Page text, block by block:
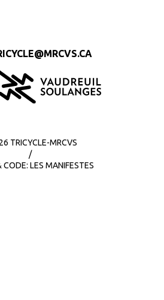
TRICYCLE-MRCVS
/
CODE: LES MANIFESTES